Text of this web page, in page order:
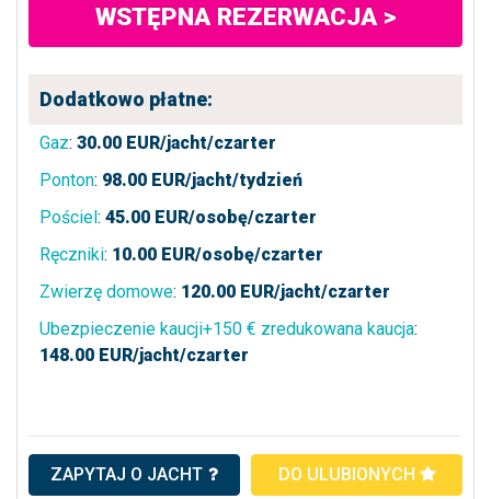
WSTĘPNA REZERWACJA >
Dodatkowo płatne:
Gaz: 30.00 EUR/jacht/czarter
Ponton: 98.00 EUR/jacht/tydzień
Pościel: 45.00 EUR/osobę/czarter
Ręczniki: 10.00 EUR/osobę/czarter
Zwierzę domowe: 120.00 EUR/jacht/czarter
Ubezpieczenie kaucji+150 € zredukowana kaucja:
148.00 EUR/jacht/czarter
ZAPYTAJ O JACHT DO ULUBIONYCH